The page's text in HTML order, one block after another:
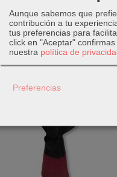
Productos
Aunque sabemos que
contribución a tu
tus preferencias para
click en "Aceptar"
nuestra política de
Preferencias